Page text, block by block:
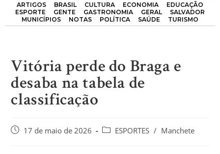
ARTIGOS BRASIL CULTURA ECONOMIA
EDUCAÇÃO
ESPORTE
GENTE GASTRONOMIA GERAL
SALVADOR
MUNICÍPIOS
NOTAS POLÍTICA SAÚDE TURISMO
Vitória perde do Braga e
desaba na tabela de
classificação
17 de maio de 2026 ESPORTES / Manchete